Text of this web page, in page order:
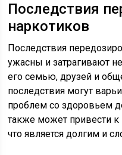
Последствия
наркотиков
Последствия
ужасны и затрагивают
его семью, друзей и
последствия могут
проблем со здоровьем
также может привести к
что является долгим и